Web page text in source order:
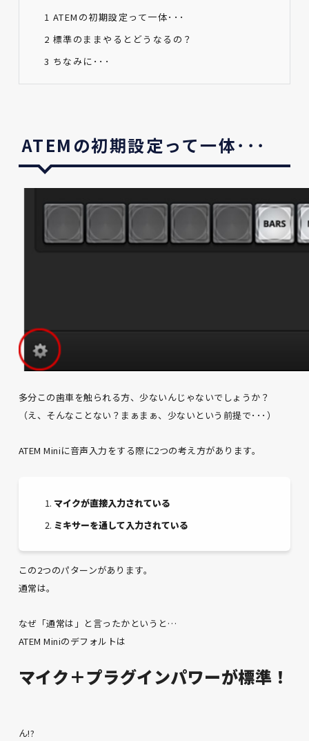
1 ATEMの初期設定って一体･･･
2 標準のままやるとどうなるの？
3 ちなみに･･･
ATEMの初期設定って一体･･･
多分この歯車を触られる方、少ないんじゃないでしょうか？
（え、そんなことない？まぁまぁ、少ないという前提で･･･）
ATEM Miniに音声入力をする際に2つの考え方があります。
マイクが直接入力されている
ミキサーを通して入力されている
この2つのパターンがあります。
通常は。
なぜ「通常は」と言ったかというと…
ATEM Miniのデフォルトは
マイク＋プラグインパワーが標準！
ん!?